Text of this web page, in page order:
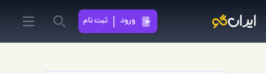
ورود
ثبت نام
menu